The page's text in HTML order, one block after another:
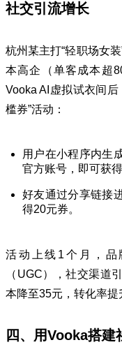
社交引流增长
杭州某主打“轻职场女
本高企（单客成本超
Vooka AI虚拟试衣间
槛券”活动：
用户在小程序内生
官方账号，即可获
好友通过分享链接
得20元券。
活动上线1个月，品
（UGC），社交渠道
本降至35元，转化率提
四、用Vooka搭建